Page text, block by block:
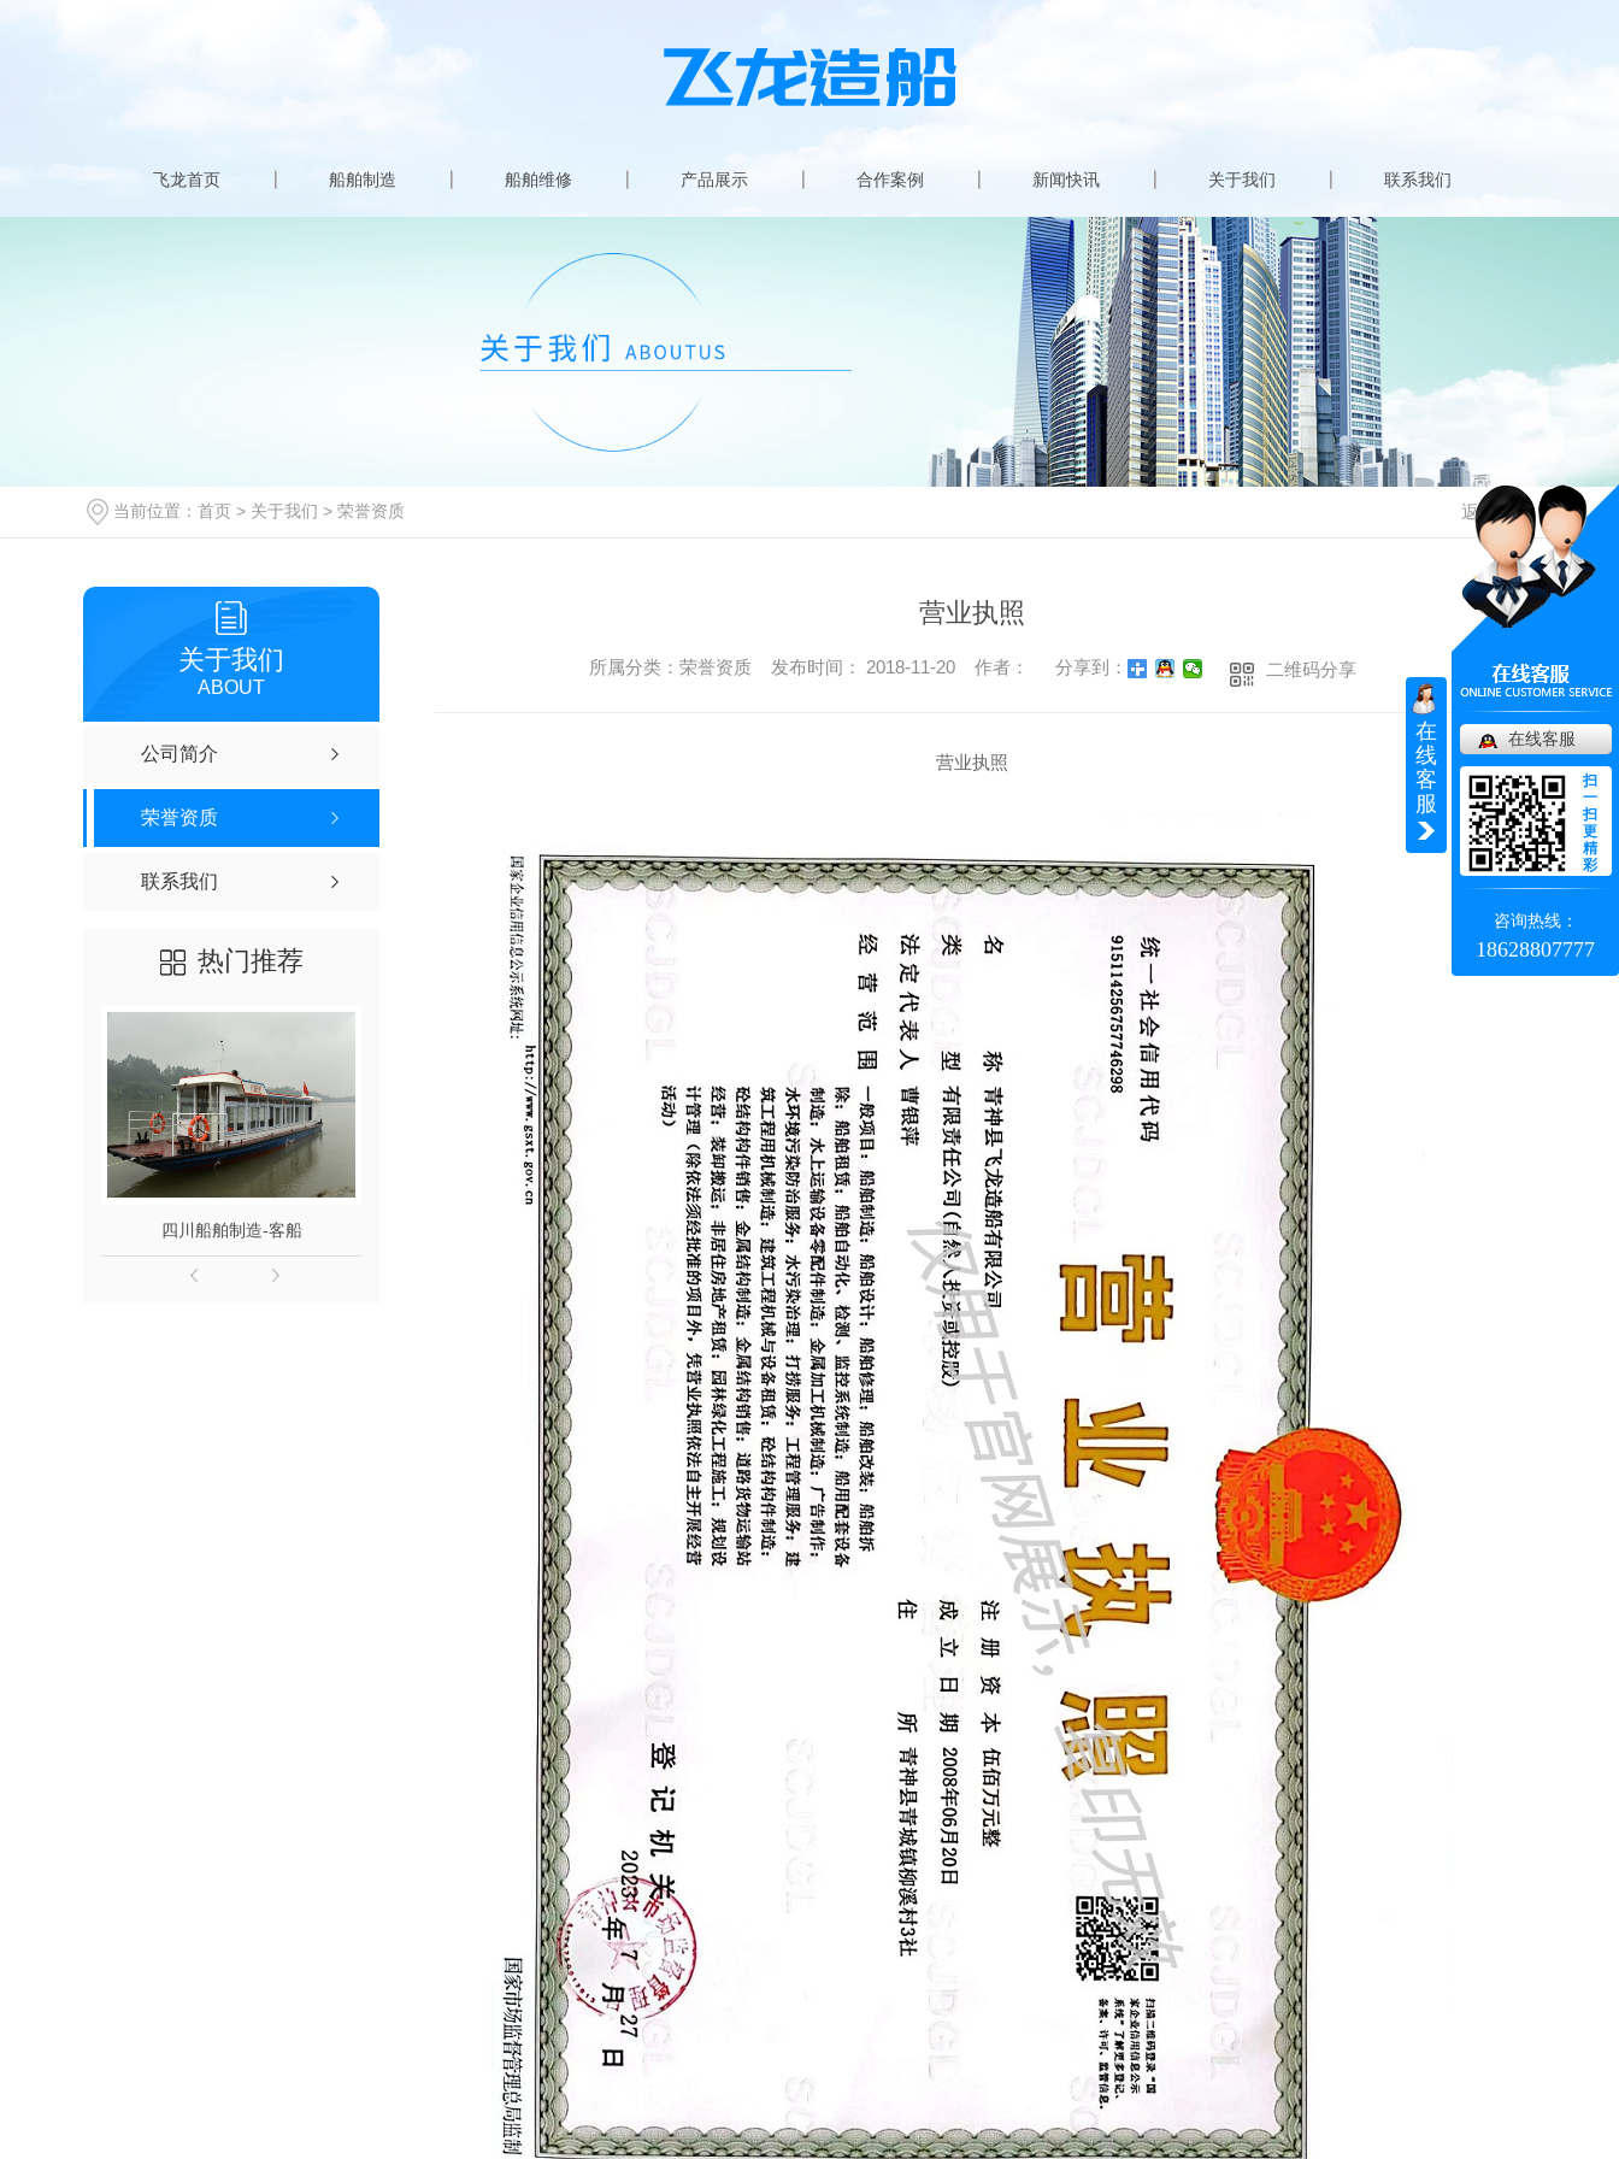
飞龙首页 船舶制造 船舶维修 产品展示 合作案例 新闻快讯 关于我们 联系我们
当前位置： 首页 > 关于我们 > 荣誉资质 返回
关于我们
ABOUT
公司简介
荣誉资质
联系我们
热门推荐
四川船舶制造-客船 四川船舶维修-海巡船 四川造船厂-运输船 四川船舶制造-画舫船
营业执照
所属分类：荣誉资质 发布时间： 2018-11-20 作者： 分享到： 二维码分享
营业执照
在
线
客
服
在线客服
扫
一
扫
更
精
彩
咨询热线：
18628807777